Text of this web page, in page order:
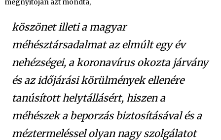
megnyitóján azt mondta,
köszönet illeti a magyar
méhésztársadalmat az elmúlt egy év
nehézségei, a koronavírus okozta járvány
és az időjárási körülmények ellenére
tanúsított helytállásért, hiszen a
méhészek a beporzás biztosításával és a
méztermeléssel olyan nagy szolgálatot